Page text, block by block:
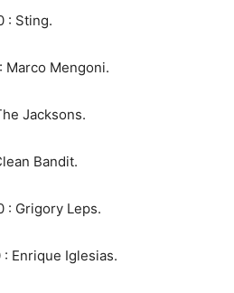
: Sting.
Marco Mengoni.
Jacksons.
Bandit.
: Grigory Leps.
Enrique Iglesias.